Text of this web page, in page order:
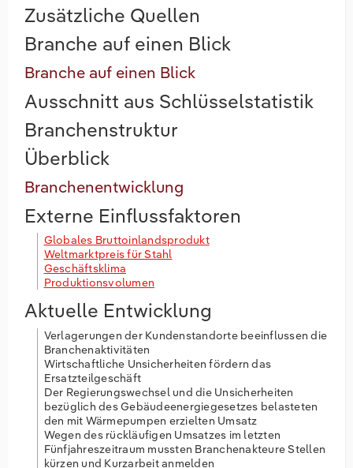
Zusätzliche Quellen
Branche auf einen Blick
Branche auf einen Blick
Ausschnitt aus Schlüsselstatistik
Branchenstruktur
Überblick
Branchenentwicklung
Externe Einflussfaktoren
Globales Bruttoinlandsprodukt
Weltmarktpreis für Stahl
Geschäftsklima
Produktionsvolumen
Aktuelle Entwicklung
Verlagerungen der Kundenstandorte beeinflussen die
Branchenaktivitäten
Wirtschaftliche Unsicherheiten fördern das
Ersatzteilgeschäft
Der Regierungswechsel und die Unsicherheiten
bezüglich des Gebäudeenergiegesetzes belasteten
den mit Wärmepumpen erzielten Umsatz
Wegen des rückläufigen Umsatzes im letzten
Fünfjahreszeitraum mussten Branchenakteure Stellen
kürzen und Kurzarbeit anmelden